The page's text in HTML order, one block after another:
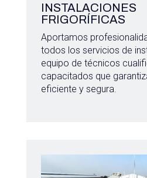
INSTALACIONES
FRIGORÍFICAS
Aportamos
todos los servicios de
equipo de técnicos
capacitados que
eficiente y segura.